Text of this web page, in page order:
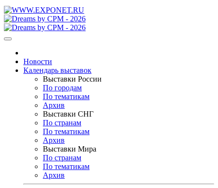
Новости
Календарь выставок
Выставки России
По городам
По тематикам
Архив
Выставки СНГ
По странам
По тематикам
Архив
Выставки Мира
По странам
По тематикам
Архив